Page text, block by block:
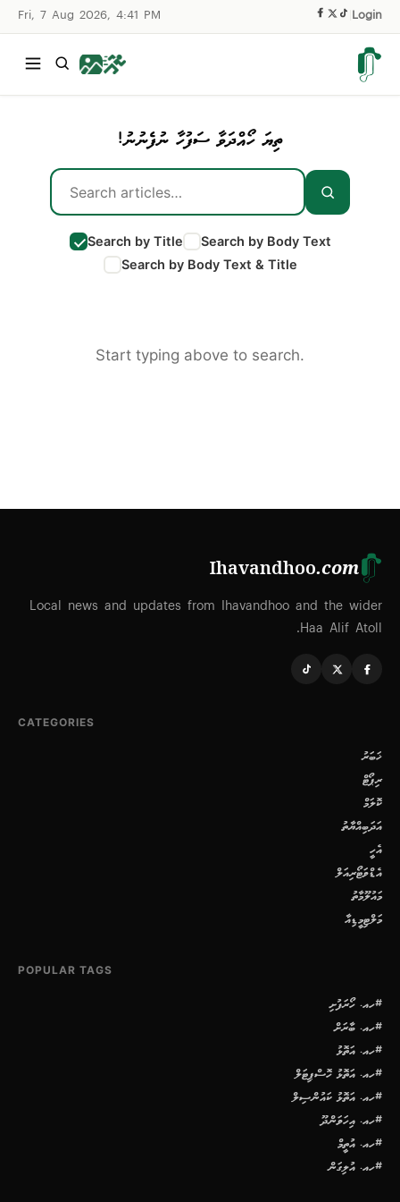
Fri, 7 Aug 2026, 4:41 PM Login
ތިޔަ ހޯއްދަވާ ސަފުހާ ނުފެނުނު!
Search by Title
Search by Body Text
Search by Body Text & Title
Start typing above to search.
Ihavandhoo.com
Local news and updates from Ihavandhoo and the wider
Haa Alif Atoll.
CATEGORIES
ޚަބަރު
ރިޕޯޓް
ކޮލަމް
އަދަބިއްޔާތު
އެހީ
އެޑްވަޓޯރިއަލް
މައުލޫމާތު
މަލްޓިމީޑިއާ
POPULAR TAGS
#ހއ. ހޯރަފުށި
#ހއ. ބާރަށް
#ހއ. އަތޮޅު
#ހއ. އަތޮޅު ހޮސްޕިޓަލް
#ހއ. އަތޮޅު ކައުންސިލް
#ހއ. އިހަވަންދޫ
#ހއ. އުތީމް
#ހއ. އުލިގަން